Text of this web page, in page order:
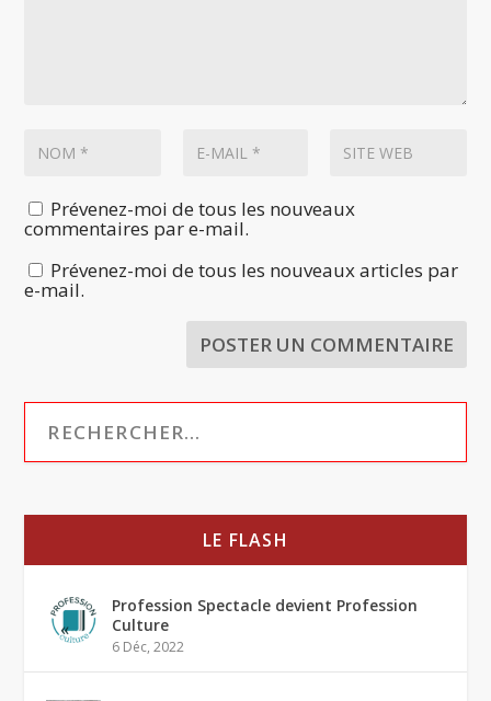
Prévenez-moi de tous les nouveaux
commentaires par e-mail.
Prévenez-moi de tous les nouveaux articles par
e-mail.
LE FLASH
Profession Spectacle devient Profession
Culture
6 Déc, 2022